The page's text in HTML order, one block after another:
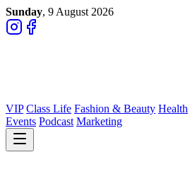
Sunday, 9 August 2026
VIP Class Life Fashion & Beauty Health
Events Podcast Marketing